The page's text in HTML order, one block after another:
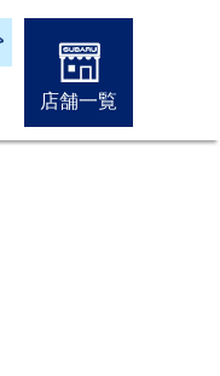
店舗一覧